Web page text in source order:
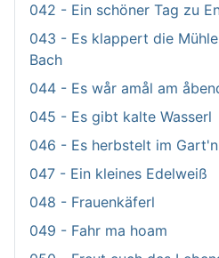
042 - Ein schöner Tag zu
043 - Es klappert die
Bach
044 - Es wår amål am
045 - Es gibt kalte Wasserl
046 - Es herbstelt im Gart'n
047 - Ein kleines Edelweiß
048 - Frauenkäferl
049 - Fahr ma hoam